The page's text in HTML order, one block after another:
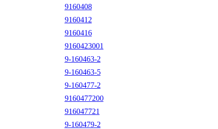
9160408
9160412
9160416
9160423001
9-160463-2
9-160463-5
9-160477-2
9160477200
916047721
9-160479-2